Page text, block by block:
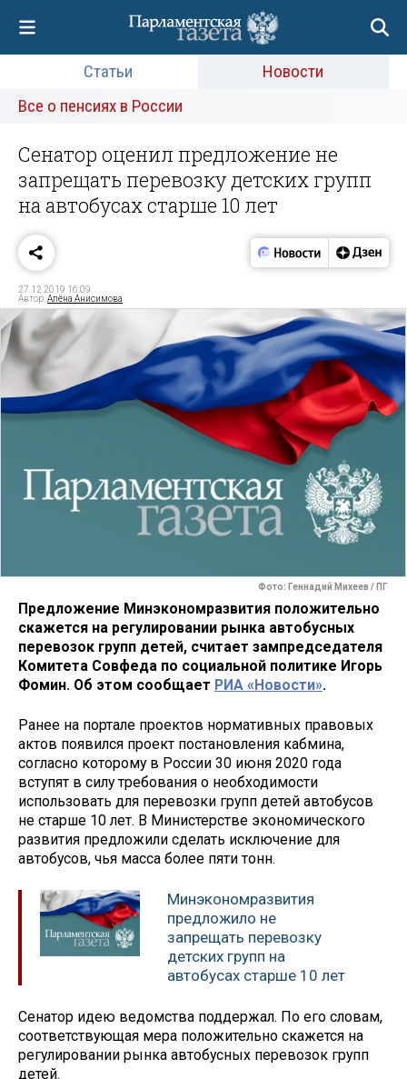
Статьи
Новости
Все о пенсиях в России
Сенатор оценил предложение не
запрещать перевозку детских групп
на автобусах старше 10 лет
27.12.2019 16:09
Автор:Алёна Анисимова
Фото: Геннадий Михеев / ПГ
Предложение Минэкономразвития положительно
скажется на регулировании рынка автобусных
перевозок групп детей, считает зампредседателя
Комитета Совфеда по социальной политике Игорь
Фомин. Об этом сообщает РИА «Новости».
Ранее на портале проектов нормативных правовых
актов появился проект постановления кабмина,
согласно которому в России 30 июня 2020 года
вступят в силу требования о необходимости
использовать для перевозки групп детей автобусов
не старше 10 лет. В Министерстве экономического
развития предложили сделать исключение для
автобусов, чья масса более пяти тонн.
Минэкономразвития
предложило не
запрещать перевозку
детских групп на
автобусах старше 10 лет
Сенатор идею ведомства поддержал. По его словам,
соответствующая мера положительно скажется на
регулировании рынка автобусных перевозок групп
детей.